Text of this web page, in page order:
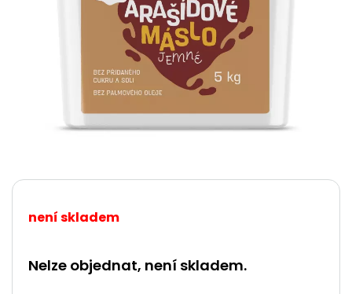
není skladem
Nelze objednat, není skladem.